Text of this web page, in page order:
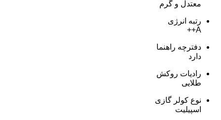
معتدل و گرم
رتبه انرژی
A++
دفترچه راهنما
دارد
رادیات روکش
طلایی
نوع کولر گازی
اسپیلیت